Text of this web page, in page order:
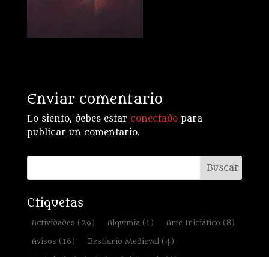
Enviar comentario
Lo siento, debes estar conectadopara
publicar un comentario.
Etiquetas
Actividades (29) Alquimia(1) Arte Iniciático (8)
Avisos (16) Bestiario Medieval(4)